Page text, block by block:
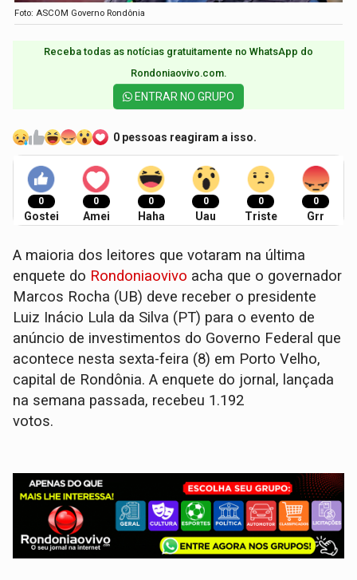
Foto: ASCOM Governo Rondônia
Receba todas as notícias gratuitamente no WhatsApp do
Rondoniaovivo.com.​
ENTRAR NO GRUPO
0 pessoas reagiram a isso.
0
Gostei
0
Amei
0
Haha
0
Uau
0
Triste
0
Grr
A maioria dos leitores que votaram na última
enquete do Rondoniaovivo acha que o governador
Marcos Rocha (UB) deve receber o presidente
Luiz Inácio Lula da Silva (PT) para o evento de
anúncio de investimentos do Governo Federal que
acontece nesta sexta-feira (8) em Porto Velho,
capital de Rondônia. A enquete do jornal, lançada
na semana passada, recebeu 1.192
votos.